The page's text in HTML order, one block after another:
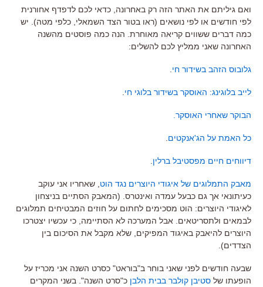
ואם גיליתם את האתר הזה רק באחרונה, כדאי לכם לדפדף אחורנית
לפי חודשים או לפי נושאים (ראו בטור הצד השמאלי, כלפי מטה). יש
כמה דברים ששווים קריאה מאוחרת. הנה כמה פוסטים מהשנה
האחרונה שאני ממליץ לכם להשלים:
גלובוס הזהב בשידור חי
לייב בלוגינג: האוסקר בשידור בלוגי חי
הבוקר שאחרי האוסקר.
כל האמת על הג'אנקטים
דיווחים חיים מפסטיבל ברלין
מאבק התמלוגים של איגודי היוצרים נגד הוט , שאחריו אני עוקב
כעיתונאי אך גם כבעל עמדה ואינטרס. (המאבק הסתיים בניצחון
לאיגודי היוצרים: הוט מסכימים לחתום על חוזים המבטיחים תמלוגים
לבמאים ולתסריטאים. אבל המערכה לא הסתיימה, כי עכשיו יצטרכו
היוצרים להיאבק באיגוד המפיקים, שלא מקבל את הסיכום בין
הצדדים).
שבעה חודשים לפני שאני בוחר ב"בוראט" כסרט השנה אני מכריז על
הופעתו של סטיבן קולבר בבית הלבן כ"סרט השנה". בשני המקרים